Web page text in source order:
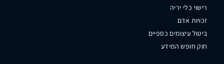
רישוי כלי יריה
זכויות אדם
ביטול עיצומים כספיים
חוק חופש המידע